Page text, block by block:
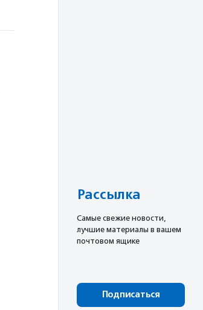
Рассылка
Cамые свежие новости,
лучшие материалы в вашем
почтовом ящике
Подписаться